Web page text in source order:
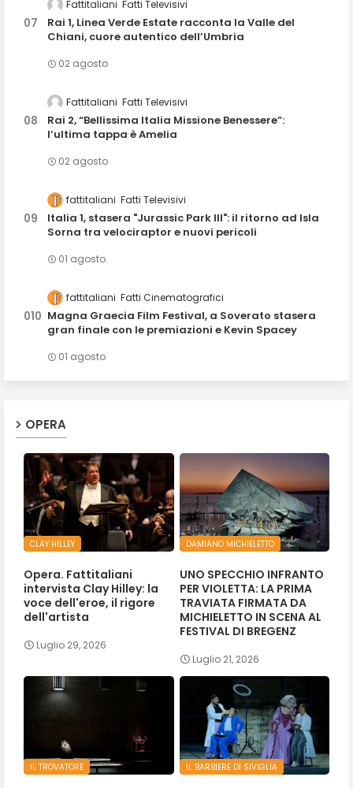
Fattitaliani Fatti Televisivi
Rai 1, Linea Verde Estate racconta la Valle del
Chiani, cuore autentico dell’Umbria
02 agosto
Fattitaliani Fatti Televisivi
Rai 2, “Bellissima Italia Missione Benessere”:
l’ultima tappa è Amelia
02 agosto
fattitaliani Fatti Televisivi
Italia 1, stasera "Jurassic Park III": il ritorno ad Isla
Sorna tra velociraptor e nuovi pericoli
01 agosto
fattitaliani Fatti Cinematografici
Magna Graecia Film Festival, a Soverato stasera
gran finale con le premiazioni e Kevin Spacey
01 agosto
OPERA
CLAY HILLEY
Opera. Fattitaliani
intervista Clay Hilley: la
voce dell'eroe, il rigore
dell'artista
Luglio 29, 2026
DAMIANO MICHIELETTO
UNO SPECCHIO INFRANTO
PER VIOLETTA: LA PRIMA
TRAVIATA FIRMATA DA
MICHIELETTO IN SCENA AL
FESTIVAL DI BREGENZ
Luglio 21, 2026
IL TROVATORE IL BARBIERE DI SIVIGLIA